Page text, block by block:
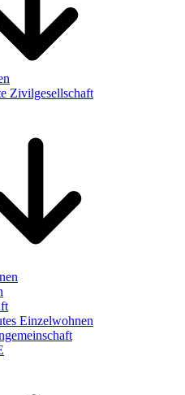
Zivilgesellschaft
Einzelwohnen